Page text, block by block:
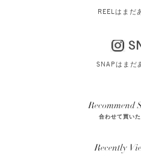
REELはまだ
SNAPはまだ
合わせて買い